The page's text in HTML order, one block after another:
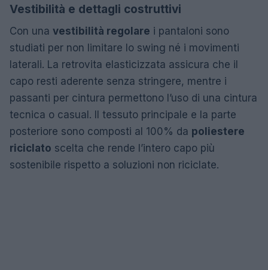
Vestibilità e dettagli costruttivi
Con una vestibilità regolare i pantaloni sono
studiati per non limitare lo swing né i movimenti
laterali. La retrovita elasticizzata assicura che il
capo resti aderente senza stringere, mentre i
passanti per cintura permettono l’uso di una cintura
tecnica o casual. Il tessuto principale e la parte
posteriore sono composti al 100% da poliestere
riciclato scelta che rende l’intero capo più
sostenibile rispetto a soluzioni non riciclate.